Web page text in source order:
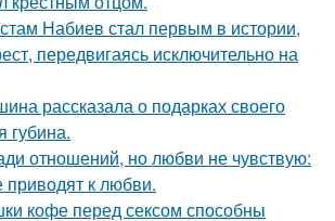
Набиев стал первым в истории,
передвигаясь исключительно на
рассказала о подарках своего
губина.
отношений, но любви не чувствую:
приводят к любви.
кофе перед сексом способны